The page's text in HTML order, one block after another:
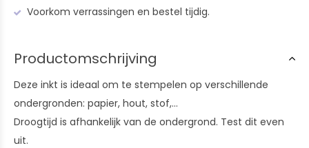
Voorkom verrassingen en bestel tijdig.
Productomschrijving
Deze inkt is ideaal om te stempelen op verschillende
ondergronden: papier, hout, stof,...
Droogtijd is afhankelijk van de ondergrond. Test dit even
uit.